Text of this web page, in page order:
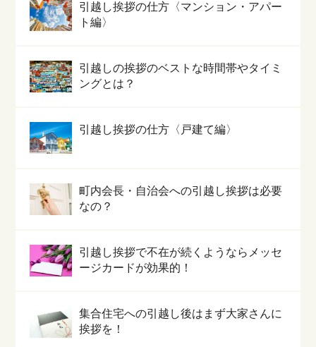
引越し挨拶の仕方〈マンション・アパー
ト編〉
引越しの挨拶のベストな時間帯やタイミ
ングとは？
引越し挨拶の仕方〈戸建て編〉
町内会長・自治会への引越し挨拶は必要
なの？
引越し挨拶で不在が続くようならメッセ
ージカードが効果的！
集合住宅への引越し後はまず大家さんに
挨拶を！